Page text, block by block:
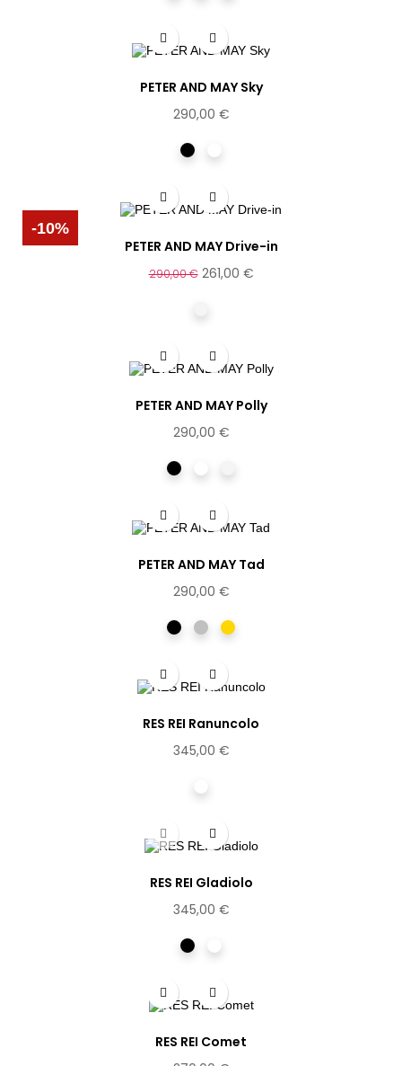
PETER AND MAY Sky
290,00 €
Noir
-10%
PETER AND MAY Drive-in
290,00 € 261,00 €
PETER AND MAY Polly
290,00 €
Noir
PETER AND MAY Tad
290,00 €
Noir ArgentéeDorée
RES REI Ranuncolo
345,00 €
RES REI Gladiolo
345,00 €
Noir
RES REI Comet